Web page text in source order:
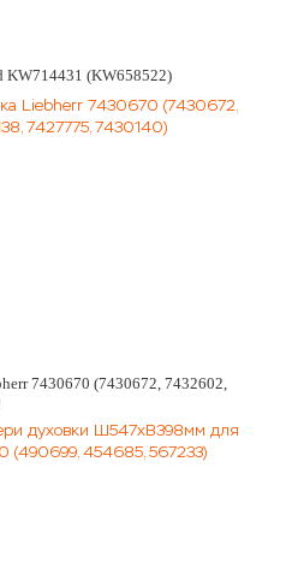
KW714431 (KW658522)
7430670 (7430672, 7432602,